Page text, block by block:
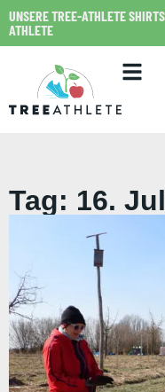
UNSERE TREE-ATHLETE
ATHLETE
Tag: 16.